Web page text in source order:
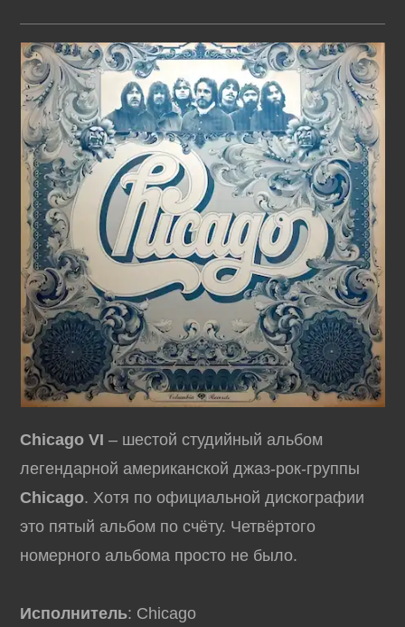
Chicago VI – шестой студийный альбом
легендарной американской джаз-рок-группы
Chicago. Хотя по официальной дискографии
это пятый альбом по счёту. Четвёртого
номерного альбома просто не было.
Исполнитель: Chicago